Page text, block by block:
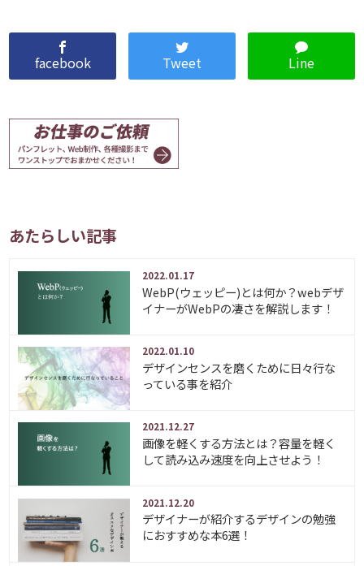
facebook Tweet Line
あたらしい記事
2022.01.17
WebP(ウェッピー)とは何か？webデザ
イナーがWebPの凄さを解説します！
2022.01.10
デザインセンスを磨くために日々行な
っている事を紹介
2021.12.27
画像を軽くする方法とは？容量を軽く
して読み込み速度を向上させよう！
2021.12.20
デザイナーが紹介するデザインの勉強
におすすめな本6選！